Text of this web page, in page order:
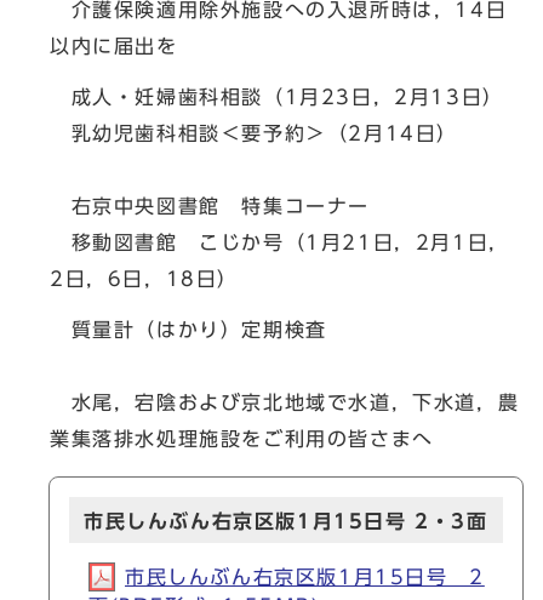
介護保険適用除外施設への入退所時は，14日
以内に届出を
成人・妊婦歯科相談（1月23日，2月13日）
乳幼児歯科相談＜要予約＞（2月14日）
右京中央図書館 特集コーナー
移動図書館 こじか号（1月21日，2月1日，
2日，6日，18日）
質量計（はかり）定期検査
水尾，宕陰および京北地域で水道，下水道，農
業集落排水処理施設をご利用の皆さまへ
市民しんぶん右京区版1月15日号 2・3面
市民しんぶん右京区版1月15日号 2